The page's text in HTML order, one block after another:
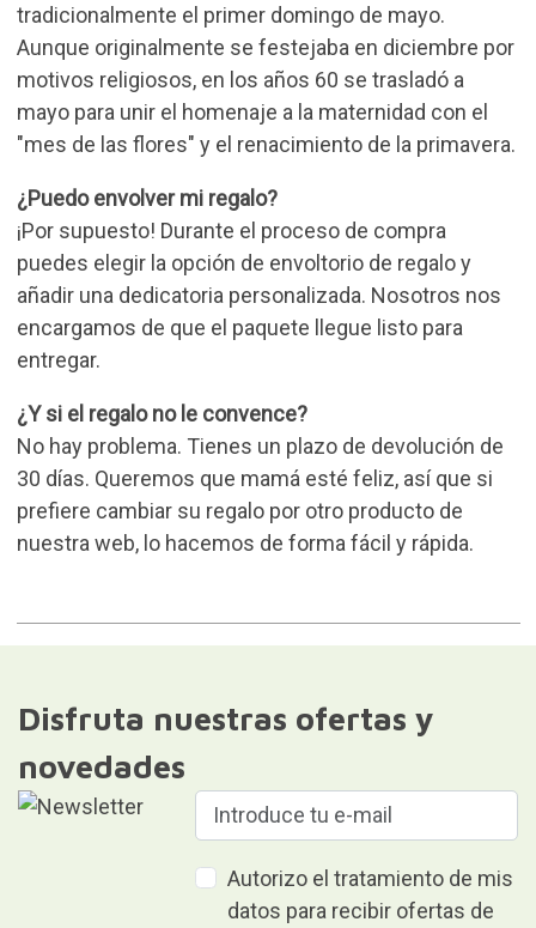
tradicionalmente el primer domingo de mayo.
Aunque originalmente se festejaba en diciembre por
motivos religiosos, en los años 60 se trasladó a
mayo para unir el homenaje a la maternidad con el
"mes de las flores" y el renacimiento de la primavera.
¿Puedo envolver mi regalo?
¡Por supuesto! Durante el proceso de compra
puedes elegir la opción de envoltorio de regalo y
añadir una dedicatoria personalizada. Nosotros nos
encargamos de que el paquete llegue listo para
entregar.
¿Y si el regalo no le convence?
No hay problema. Tienes un plazo de devolución de
30 días. Queremos que mamá esté feliz, así que si
prefiere cambiar su regalo por otro producto de
nuestra web, lo hacemos de forma fácil y rápida.
Disfruta nuestras ofertas y
novedades
Autorizo el tratamiento de mis
datos para recibir ofertas de